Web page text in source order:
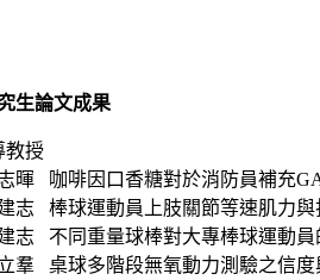
生論文成果
教授
暉
咖啡因口香糖對於消防員補充
志
棒球運動員上肢關節等速肌力
志
不同重量球棒對大專棒球運動
羣
桌球多階段無氧動力測驗之信度